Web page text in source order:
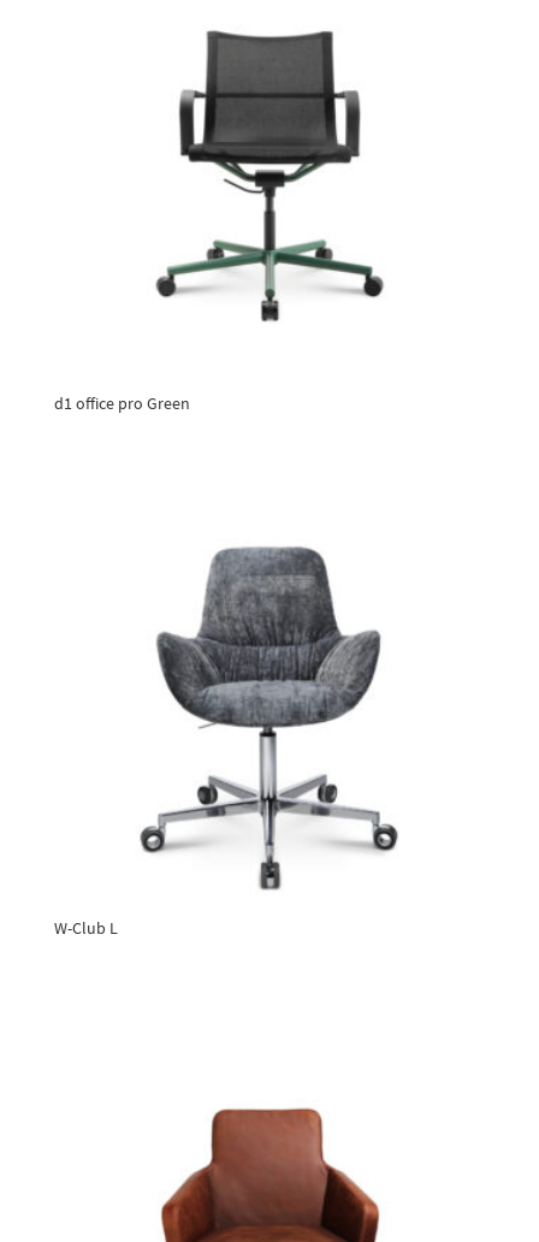
d1 office pro Green
W-Club L